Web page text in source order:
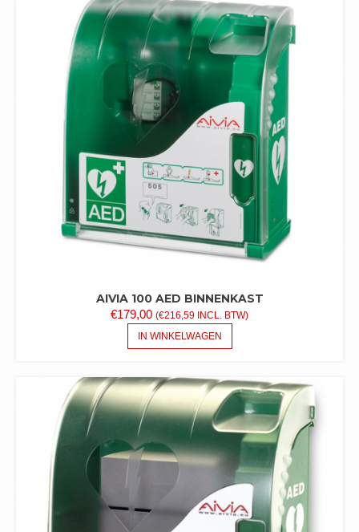
AIVIA 100 AED BINNENKAST
€179,00 (€216,59 INCL. BTW)
IN WINKELWAGEN